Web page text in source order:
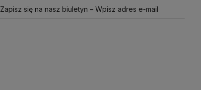
Zapisz się na nasz biuletyn – Wpisz adres e-mail